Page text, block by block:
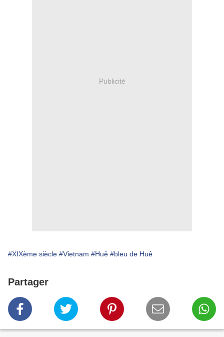
Publicité
#XIXème siècle #Vietnam #Huê #bleu de Huê
Partager